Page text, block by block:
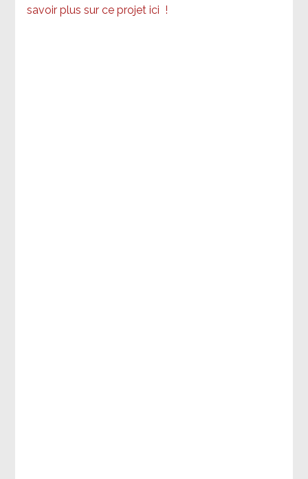
savoir plus sur ce projet ici !